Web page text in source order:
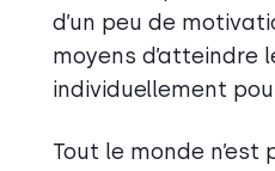
d’un peu de
moyens d’atteindre
individuellement
Tout le monde